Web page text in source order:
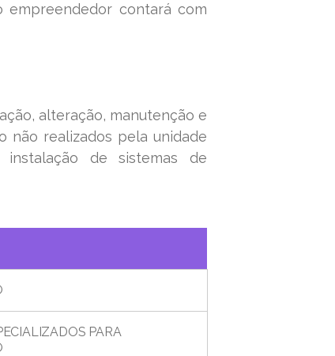
empreendedor contará com
alteração, manutenção e
não realizados pela unidade
instalação de sistemas de
PARA